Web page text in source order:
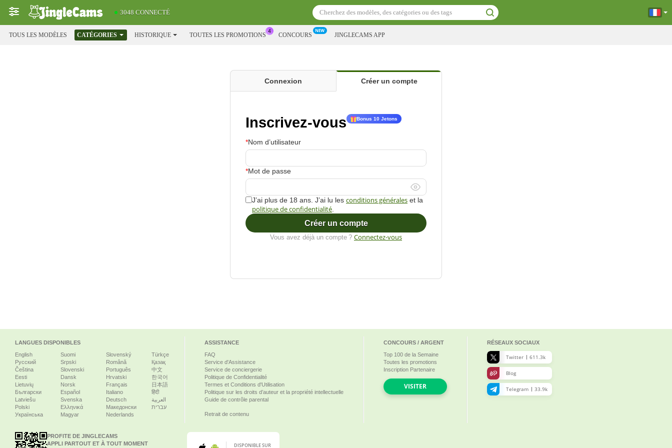
3048 CONNECTÉ
TOUS LES MODÈLES CATÉGORIES HISTORIQUE TOUTES LES PROMOTIONS CONCOURS JINGLECAMS APP
Connexion Créer un compte
Inscrivez-vous Bonus 10 Jetons
Nom d’utilisateur
Mot de passe
J’ai plus de 18 ans. J’ai lu les conditions générales et la
politique de confidentialité
Créer un compte
Vous avez déjà un compte ? Connectez-vous
LANGUES DISPONIBLES
English
Русский
Čeština
Eesti
Lietuvių
Български
Latviešu
Polski
Українська
Suomi
Srpski
Slovenski
Dansk
Norsk
Español
Svenska
Ελληνικά
Magyar
Slovenský
Română
Português
Hrvatski
Français
Italiano
Deutsch
Македонски
Nederlands
Türkçe
Қазақ
中文
한국어
日本語
हिंदी
العربية
עברית
ASSISTANCE
FAQ
Service d'Assistance
Service de conciergerie
Politique de Confidentialité
Termes et Conditions d'Utilisation
Politique sur les droits d’auteur et la propriété intellectuelle
Guide de contrôle parental
Retrait de contenu
CONCOURS / ARGENT
Top 100 de la Semaine
Toutes les promotions
Inscription Partenaire
VISITER
RÉSEAUX SOCIAUX
Twitter 611.3k
Blog
Telegram 33.9k
PROFITE DE JINGLECAMS
APPLI PARTOUT ET À TOUT MOMENT
DISPONIBLE SUR